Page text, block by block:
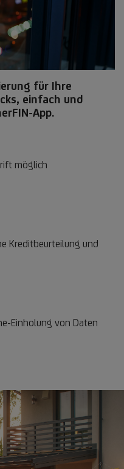
für Ihre
einfach und
App.
möglich
Kreditbeurteilung und
Einholung von Daten